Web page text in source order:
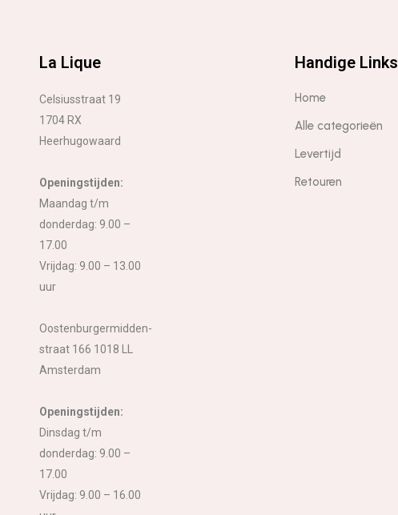
La Lique
Celsiusstraat 19
1704 RX
Heerhugowaard
Openingstijden:
Maandag t/m
donderdag: 9.00 –
17.00
Vrijdag: 9.00 – 13.00
uur
Oostenburgermidden-
straat 166 1018 LL
Amsterdam
Openingstijden:
Dinsdag t/m
donderdag: 9.00 –
17.00
Vrijdag: 9.00 – 16.00
Handige Links
Home
Alle categorieën
Levertijd
Retouren